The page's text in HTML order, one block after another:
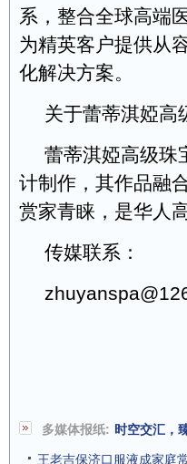
系，整合全球高端
为精英客户提供从
化解决方案。
关于蕾蒂淇婭高
蕾蒂淇婭高级珠
计制作，其作品融
赏家青睐，是华人
传媒联系：
多媒体报纸: 时空交汇，
王老吉保济口服液成家庭